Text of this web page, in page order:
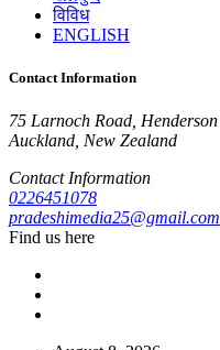
विविध
ENGLISH
Contact Information
75 Larnoch Road, Henderson
Auckland, New Zealand
Contact Information
0226451078
pradeshimedia25@gmail.com
Find us here